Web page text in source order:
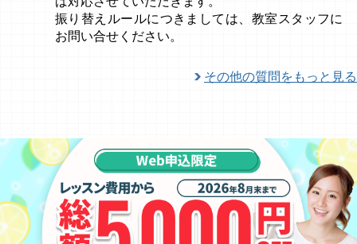
振り替えルールにつきましては、教室スタッフに
お問い合せください。
その他の質問をもっと見る